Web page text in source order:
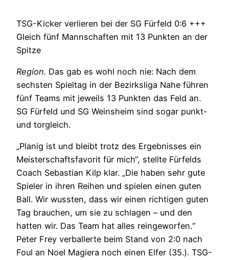
TSG-Kicker verlieren bei der SG Fürfeld 0:6 +++
Gleich fünf Mannschaften mit 13 Punkten an der
Spitze
Region. Das gab es wohl noch nie: Nach dem
sechsten Spieltag in der Bezirksliga Nahe führen
fünf Teams mit jeweils 13 Punkten das Feld an.
SG Fürfeld und SG Weinsheim sind sogar punkt-
und torgleich.
„Planig ist und bleibt trotz des Ergebnisses ein
Meisterschaftsfavorit für mich“, stellte Fürfelds
Coach Sebastian Kilp klar. „Die haben sehr gute
Spieler in ihren Reihen und spielen einen guten
Ball. Wir wussten, dass wir einen richtigen guten
Tag brauchen, um sie zu schlagen – und den
hatten wir. Das Team hat alles reingeworfen.“
Peter Frey verballerte beim Stand von 2:0 nach
Foul an Noel Magiera noch einen Elfer (35.). TSG-